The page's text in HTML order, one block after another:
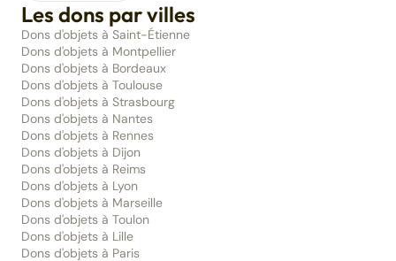
Les dons par villes
Dons d'objets à Saint-Étienne
Dons d'objets à Montpellier
Dons d'objets à Bordeaux
Dons d'objets à Toulouse
Dons d'objets à Strasbourg
Dons d'objets à Nantes
Dons d'objets à Rennes
Dons d'objets à Dijon
Dons d'objets à Reims
Dons d'objets à Lyon
Dons d'objets à Marseille
Dons d'objets à Toulon
Dons d'objets à Lille
Dons d'objets à Paris